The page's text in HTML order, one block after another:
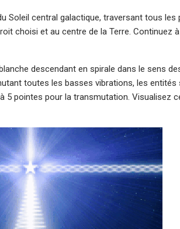
Soleil central galactique, traversant tous les
choisi et au centre de la Terre. Continuez
descendant en spirale dans le sens
toutes les basses vibrations, les
5 pointes pour la transmutation. Visualisez